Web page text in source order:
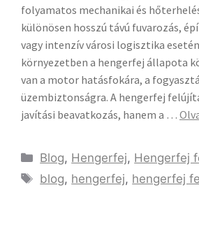
folyamatos mechanikai és
különösen hosszú távú fuvarozás,
vagy intenzív városi logisztika
környezetben a hengerfej állapota
van a motor hatásfokára, a
üzembiztonságra. A hengerfej
javítási beavatkozás, hanem a …
Blog, Hengerfej, Hengerfej
blog, hengerfej, hengerfej